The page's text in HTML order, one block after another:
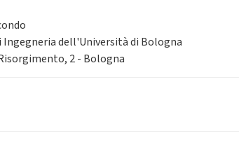
Ingegneria dell'Università di Bologna
2 - Bologna